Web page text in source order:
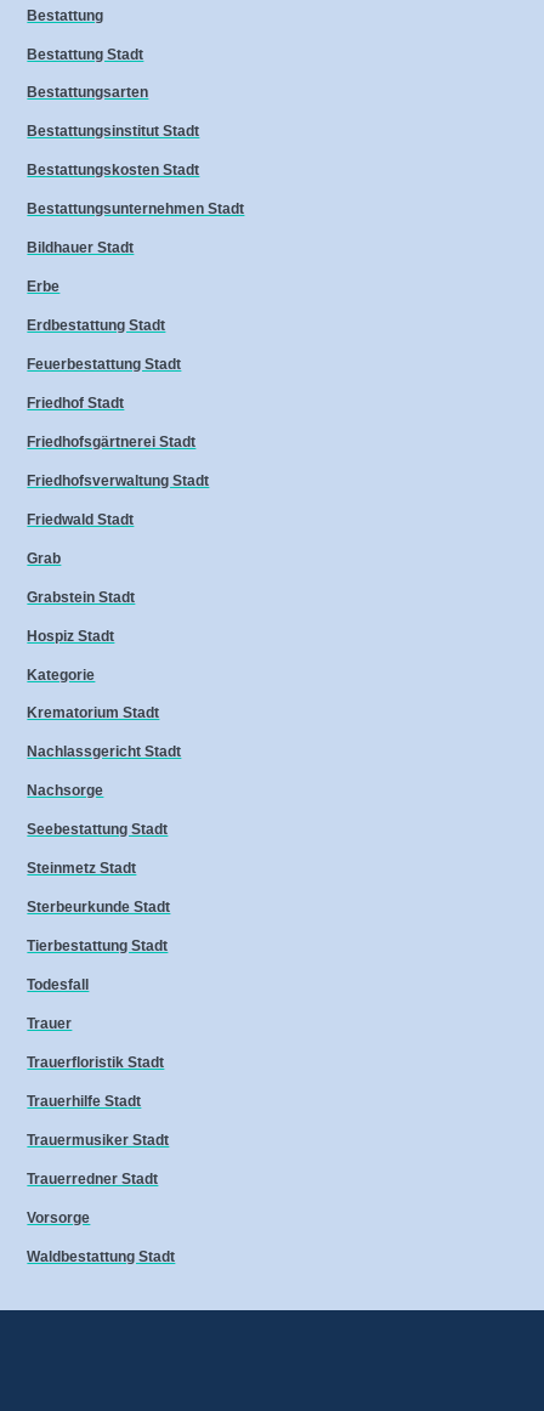
Bestattung
Bestattung Stadt
Bestattungsarten
Bestattungsinstitut Stadt
Bestattungskosten Stadt
Bestattungsunternehmen Stadt
Bildhauer Stadt
Erbe
Erdbestattung Stadt
Feuerbestattung Stadt
Friedhof Stadt
Friedhofsgärtnerei Stadt
Friedhofsverwaltung Stadt
Friedwald Stadt
Grab
Grabstein Stadt
Hospiz Stadt
Kategorie
Krematorium Stadt
Nachlassgericht Stadt
Nachsorge
Seebestattung Stadt
Steinmetz Stadt
Sterbeurkunde Stadt
Tierbestattung Stadt
Todesfall
Trauer
Trauerfloristik Stadt
Trauerhilfe Stadt
Trauermusiker Stadt
Trauerredner Stadt
Vorsorge
Waldbestattung Stadt